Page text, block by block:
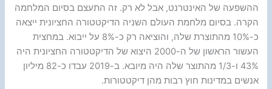
ההשפעה של האינטרנט, אבל לא רק. זה התעצם בסיום המלחמה
הקרה. בסיום מלחמת העולם השניה הדיקטטורה החציונית ייצאה
כ-10% מהתוצרת שלה, והוציאה רק כ-8% על ייבוא. במחצית
העשור הראשון של ה-2000 היצוא של הדיקטטורה החציונית היה
43% ו-1/3 מהתוצר שלה היה מיובא. ב-2019 עבדו כ-82 מיליון
אנשים במדינות חוץ רבות מהן דיקטטורות.